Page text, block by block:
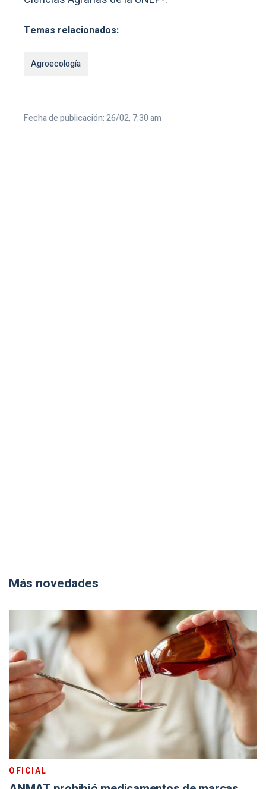
Temas relacionados:
Agroecología
Fecha de publicación: 26/02, 7:30 am
Más novedades
OFICIAL